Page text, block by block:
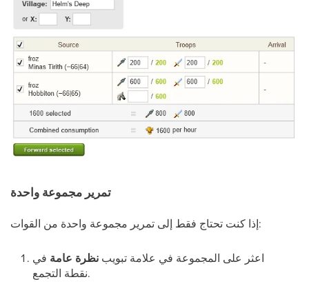
تمرير مجموعة واحدة
إذا كنت تحتاج فقط إلى تمرير مجموعة واحدة من القوات:
اعثر على المجموعة في علامة تبويب نظرة عامة في
نقطة التجمع.